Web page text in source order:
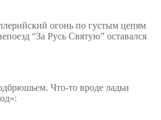
огонь по густым цепям
“За Русь Святую” оставался
Что-то вроде ладьи